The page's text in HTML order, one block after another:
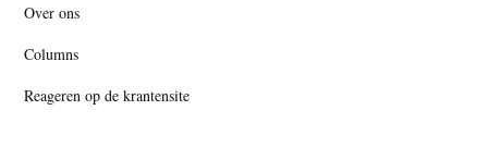
Over ons
Columns
Reageren op de krantensite